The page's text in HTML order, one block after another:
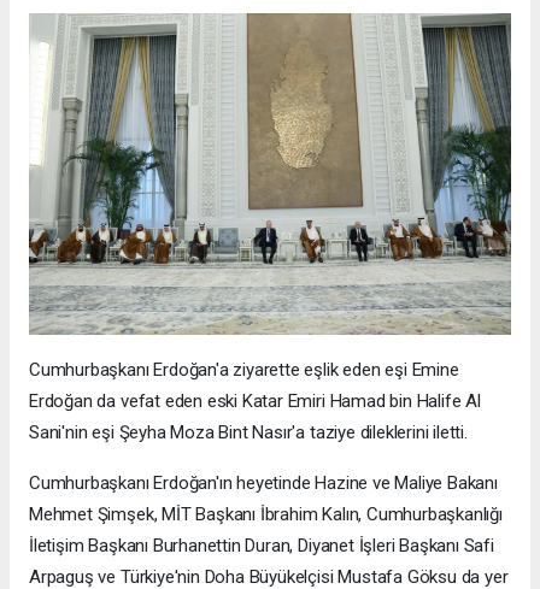
Cumhurbaşkanı Erdoğan'a ziyarette eşlik eden eşi Emine
Erdoğan da vefat eden eski Katar Emiri Hamad bin Halife Al
Sani'nin eşi Şeyha Moza Bint Nasır'a taziye dileklerini iletti.
Cumhurbaşkanı Erdoğan'ın heyetinde Hazine ve Maliye Bakanı
Mehmet Şimşek, MİT Başkanı İbrahim Kalın, Cumhurbaşkanlığı
İletişim Başkanı Burhanettin Duran, Diyanet İşleri Başkanı Safi
Arpaguş ve Türkiye'nin Doha Büyükelçisi Mustafa Göksu da yer